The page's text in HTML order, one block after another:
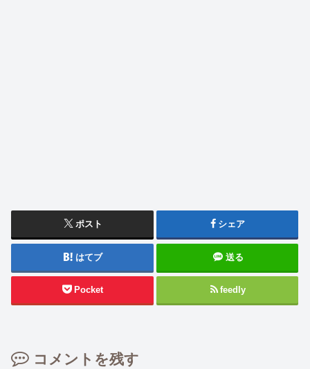
ポスト シェア
はてブ 送る
Pocket feedly
コメントを残す